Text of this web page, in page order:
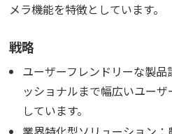
メラ機能を特徴としています。
戦略
ユーザーフレンドリーな製
ッショナルまで幅広いユー
しています。